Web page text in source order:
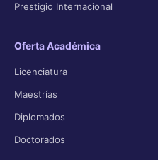
Prestigio Internacional
Oferta Académica
Licenciatura
Maestrías
Diplomados
Doctorados